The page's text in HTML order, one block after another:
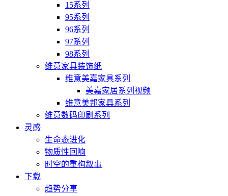
15系列
95系列
96系列
97系列
98系列
维意家具装饰纸
维意美嘉家具系列
美嘉家居系列视频
维意美邦家具系列
维意数码印刷系列
灵感
生命态进化
物质性回响
时空的重构叙事
下载
趋势分享